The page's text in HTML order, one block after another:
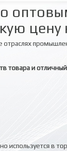
товара и
используется в